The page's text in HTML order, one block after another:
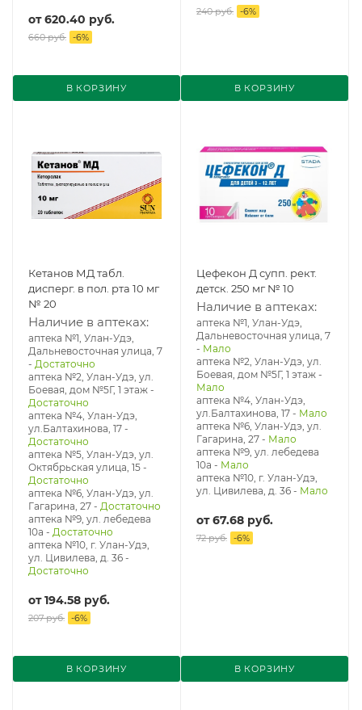
от620.40 руб.
660 руб. -6%
В КОРЗИНУ
240 руб. -6%
В КОРЗИНУ
Кетанов МД табл.
дисперг. в пол. рта 10 мг
№ 20
Наличие в аптеках:
аптека №1, Улан-Удэ,
Дальневосточная улица, 7
- Достаточно
аптека №2, Улан-Удэ, ул.
Боевая, дом №5Г, 1 этаж -
Достаточно
аптека №4, Улан-Удэ,
ул.Балтахинова, 17 -
Достаточно
аптека №5, Улан-Удэ, ул. ​
Октябрьская улица, 15 -
Достаточно
аптека №6, Улан-Удэ, ул.
Гагарина, 27 - Достаточно
аптека №9, ул. лебедева
10а - Достаточно
аптека №10, г. Улан-Удэ,
ул. Цивилева, д. 36 -
Достаточно
от194.58 руб.
207 руб. -6%
В КОРЗИНУ
Цефекон Д супп. рект.
детск. 250 мг № 10
Наличие в аптеках:
аптека №1, Улан-Удэ,
Дальневосточная улица, 7
- Мало
аптека №2, Улан-Удэ, ул.
Боевая, дом №5Г, 1 этаж -
Мало
аптека №4, Улан-Удэ,
ул.Балтахинова, 17 - Мало
аптека №6, Улан-Удэ, ул.
Гагарина, 27 - Мало
аптека №9, ул. лебедева
10а - Мало
аптека №10, г. Улан-Удэ,
ул. Цивилева, д. 36 - Мало
от67.68 руб.
72 руб. -6%
В КОРЗИНУ